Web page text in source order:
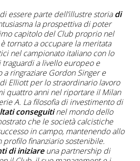
essere parte dell’illustre storiadi
la prospettiva di poter
capitolo del Club proprio nel
tornato a occupare la meritata
nel campionato italiano con lo
a livello europeo e
a ringraziare Gordon Singer e
Elliott per lo straordinario lavoro
quattro anni nel riportare il Milan
A. La filosofia di investimento di
conseguitinel mondo dello
che le società calcistiche
in campo, mantenendo allo
profilo finanziario sostenibile.
di iniziareuna partnership di